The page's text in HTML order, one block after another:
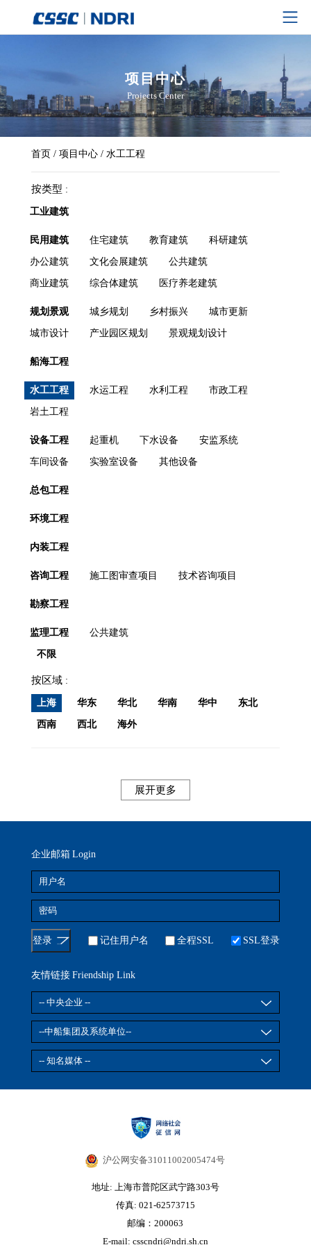
项目中心
Projects Center
首页 / 项目中心 / 水工工程
按类型
工业建筑
民用建筑 住宅建筑 教育建筑 科研建筑
办公建筑 文化会展建筑 公共建筑
商业建筑 综合体建筑 医疗养老建筑
规划景观 城乡规划 乡村振兴 城市更新
城市设计 产业园区规划 景观规划设计
船海工程
水工工程 水运工程 水利工程 市政工程
岩土工程
设备工程 起重机 下水设备 安监系统
车间设备 实验室设备 其他设备
总包工程
环境工程
内装工程
咨询工程 施工图审查项目 技术咨询项目
勘察工程
监理工程 公共建筑
不限
按区域
上海 华东 华北 华南 华中 东北
西南 西北 海外
展开更多
企业邮箱 Login
记住用户名 全程SSL SSL登录
友情链接 Friendship Link
沪公网安备31011002005474号
地址: 上海市普陀区武宁路303号
传真: 021-62573715
邮编：200063
E-mail: csscndri@ndri.sh.cn